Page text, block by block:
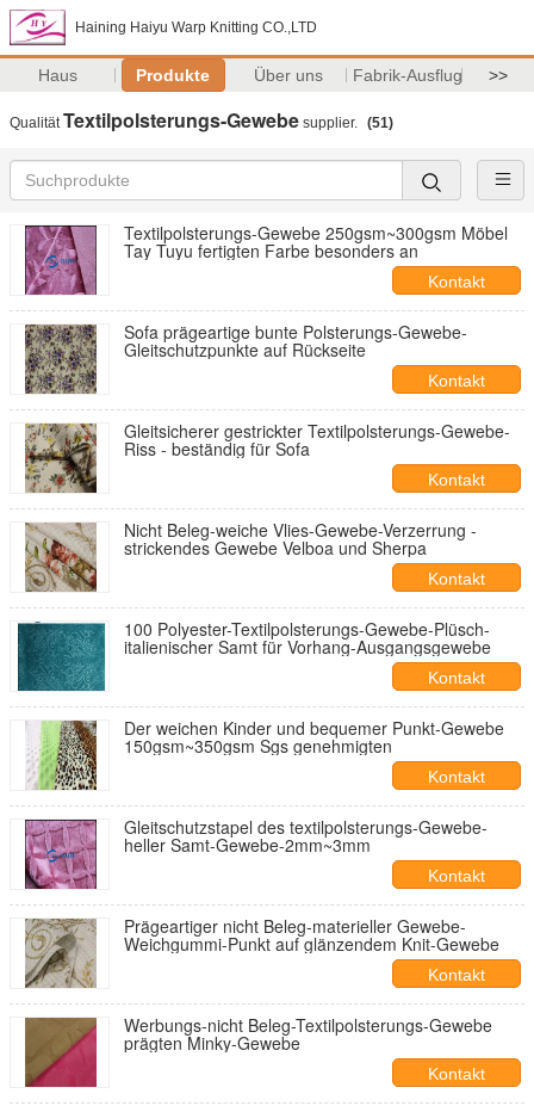
Haining Haiyu Warp Knitting CO.,LTD
Haus Produkte Über uns Fabrik-Ausflug >>
QualitätTextilpolsterungs-Gewebe supplier. (51)
Textilpolsterungs-Gewebe 250gsm~300gsm Möbel
Tay Tuyu fertigten Farbe besonders an
Kontakt
Sofa prägeartige bunte Polsterungs-Gewebe-
Gleitschutzpunkte auf Rückseite
Kontakt
Gleitsicherer gestrickter Textilpolsterungs-Gewebe-
Riss - beständig für Sofa
Kontakt
Nicht Beleg-weiche Vlies-Gewebe-Verzerrung -
strickendes Gewebe Velboa und Sherpa
Kontakt
100 Polyester-Textilpolsterungs-Gewebe-Plüsch-
italienischer Samt für Vorhang-Ausgangsgewebe
Kontakt
Der weichen Kinder und bequemer Punkt-Gewebe
150gsm~350gsm Sgs genehmigten
Kontakt
Gleitschutzstapel des textilpolsterungs-Gewebe-
heller Samt-Gewebe-2mm~3mm
Kontakt
Prägeartiger nicht Beleg-materieller Gewebe-
Weichgummi-Punkt auf glänzendem Knit-Gewebe
Kontakt
Werbungs-nicht Beleg-Textilpolsterungs-Gewebe
prägten Minky-Gewebe
Kontakt